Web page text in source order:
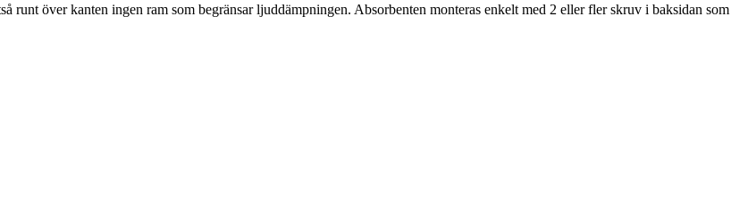
runt över kanten ingen ram som begränsar ljuddämpningen. Absorbenten monteras enkelt med 2 eller fler skruv i baksidan som